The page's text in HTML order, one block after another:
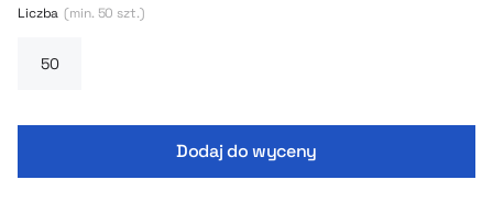
Liczba (min. 50 szt.)
Dodaj do wyceny